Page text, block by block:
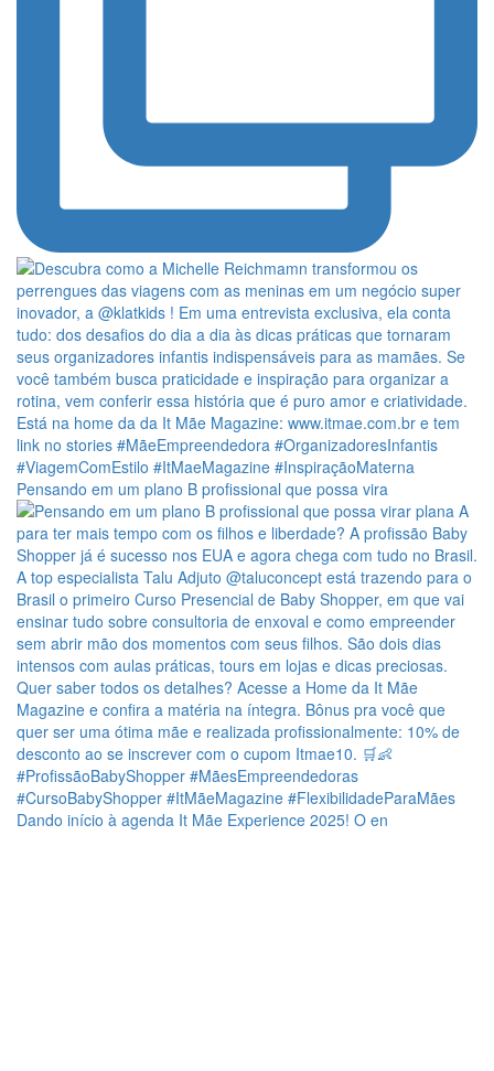
Pensando em um plano B profissional que possa vira
Dando início à agenda It Mãe Experience 2025! O en